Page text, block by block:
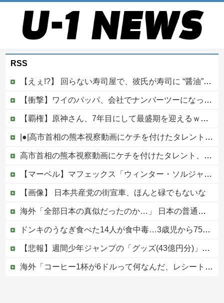
RSS
【えぇ!?】 回らない寿司屋で、彼氏が寿司に “醤油” つけてた→私「は？30にもなって、醤油つけるとか恥ずかしい！ドン引き！低レベル!! 回転寿司しか行ったことない人はこれだから…」
【衝撃】ワイのパッパ、会社でナンバーツーになった結果ｗｗｗｗｗｗｗｗｗｗ
【覇権】原神さん、7年目にして最盛期を迎えるｗｗｗｗｗｗｗｗｗｗ
|●|高市首相の熊本視察動画にケチを付けたタレント、「正体バレバレよな」と黒電話の呼び方であっさりと……
高市首相の熊本視察動画にケチを付けたタレント、「正体バレバレよな」と黒電話の呼び方であっさりと……他
【マーベル】マフェックス「ウィンター・ソルジャー」可動フィギュア【再販予約開始】
【画像】 日本共産党の街宣車、ほんと碌でもないな
海外「全部日本の真似だったのか…」 日本の普通のテレビ番組が最新SNSの数十年先を行っていたと話題に
ドンキのうなぎ食べた14人が食中毒…3歳児から75歳まで被害
【悲報】週間少年ジャンプの「グッズ(43億円分)」を注文し全てキャンセルした女逮捕ｗｗｗｗｗｗｗｗ
海外「コーヒー1杯が6ドルって何なんだ、レシートを二度見した」値上げで買うのをやめたもの…